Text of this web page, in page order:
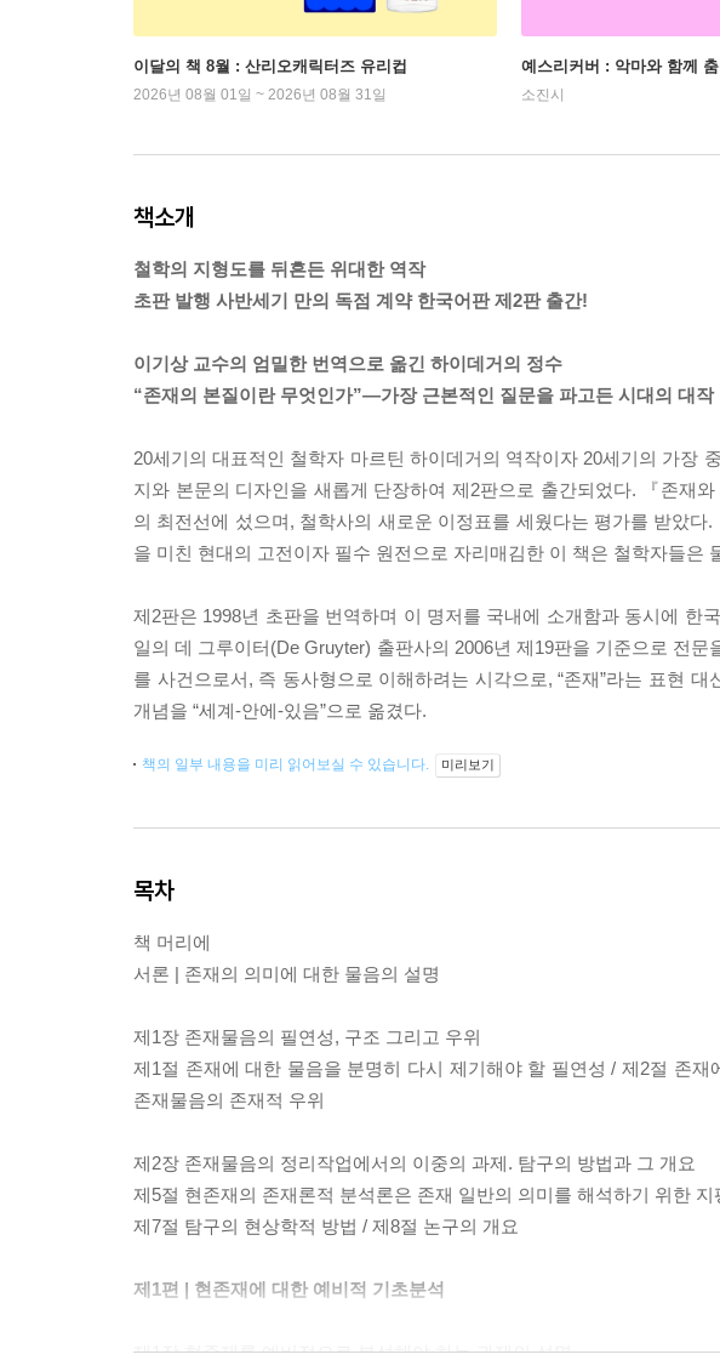
이달의 책 8월 : 산리오캐릭터즈 유리컵
2026년 08월 01일 ~ 2026년 08월 31일
예스리커버 : 악마와 함께
소진시
책소개
철학의 지형도를 뒤흔든 위대한 역작
초판 발행 사반세기 만의 독점 계약 한국어판 제2판 출간!
이기상 교수의 엄밀한 번역으로 옮긴 하이데거의 정수
“존재의 본질이란 무엇인가”―가장 근본적인 질문을 파고든 시대의 대작
20세기의 대표적인 철학자 마르틴 하이데거의 역작이자 20세기의 가장
지와 본문의 디자인을 새롭게 단장하여 제2판으로 출간되었다. 『존재
의 최전선에 섰으며, 철학사의 새로운 이정표를 세웠다는 평가를 받았
을 미친 현대의 고전이자 필수 원전으로 자리매김한 이 책은 철학자들은
제2판은 1998년 초판을 번역하며 이 명저를 국내에 소개함과 동시에
일의 데 그루이터(De Gruyter) 출판사의 2006년 제19판을 기준으로 전
를 사건으로서, 즉 동사형으로 이해하려는 시각으로, “존재”라는 표현 대
개념을 “세계-안에-있음”으로 옮겼다.
책의 일부 내용을 미리 읽어보실 수 있습니다. 미리보기
목차
책 머리에
서론 | 존재의 의미에 대한 물음의 설명
제1장 존재물음의 필연성, 구조 그리고 우위
제1절 존재에 대한 물음을 분명히 다시 제기해야 할 필연성 / 제2절 존
존재물음의 존재적 우위
제2장 존재물음의 정리작업에서의 이중의 과제. 탐구의 방법과 그 개요
제5절 현존재의 존재론적 분석론은 존재 일반의 의미를 해석하기 위한
제7절 탐구의 현상학적 방법 / 제8절 논구의 개요
제1편 | 현존재에 대한 예비적 기초분석
제1장 현존재를 예비적으로 분석해야 하는 과제의 설명